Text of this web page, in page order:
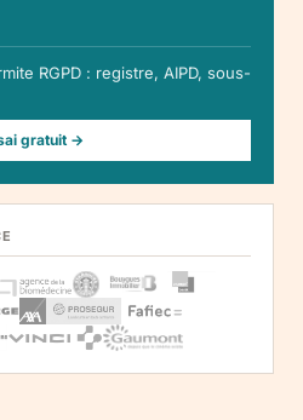
RGPD : registre, AIPD, sous-
gratuit →